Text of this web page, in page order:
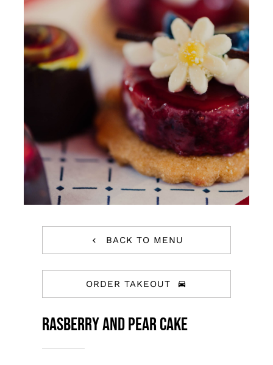
BACK TO MENU
ORDER TAKEOUT
Rasberry And Pear Cake